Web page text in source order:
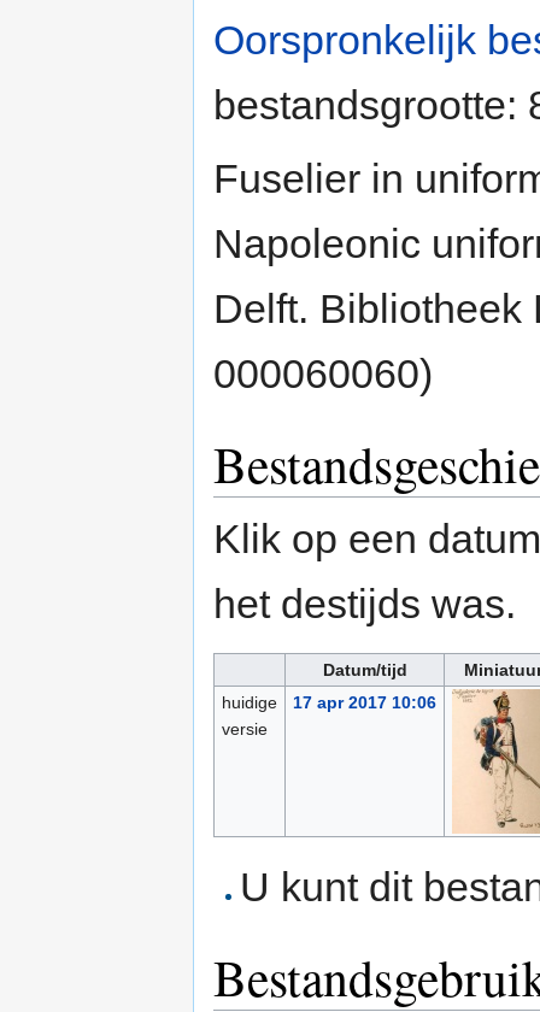
Oorspronkelijk
bestandsgrootte:
Fuselier in
Napoleonic
Delft. Bibliotheek
000060060)
Klik op een
het destijds was.
Datum/tijd
huidige
versie
17 apr 2017 10:06
U kunt dit